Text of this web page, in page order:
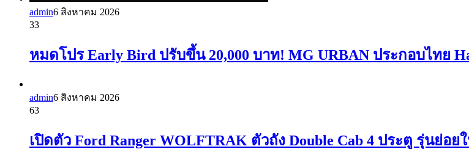
admin6 สิงหาคม 2026
33
หมดโปร Early Bird ปรับขึ้น 20,000 บาท! MG URBAN ประกอบไทย
admin6 สิงหาคม 2026
63
เปิดตัว Ford Ranger WOLFTRAK ตัวถัง Double Cab 4 ประตู รุ่นย่อยใ